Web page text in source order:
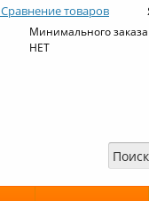
Сравнение товаров
Минимального заказа
НЕТ